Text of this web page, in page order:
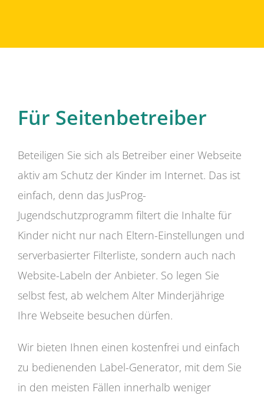
Für Seitenbetreiber
Beteiligen Sie sich als Betreiber einer Webseite
aktiv am Schutz der Kinder im Internet. Das ist
einfach, denn das JusProg-
Jugendschutzprogramm filtert die Inhalte für
Kinder nicht nur nach Eltern-Einstellungen und
serverbasierter Filterliste, sondern auch nach
Website-Labeln der Anbieter. So legen Sie
selbst fest, ab welchem Alter Minderjährige
Ihre Webseite besuchen dürfen.
Wir bieten Ihnen einen kostenfrei und einfach
zu bedienenden Label-Generator, mit dem Sie
in den meisten Fällen innerhalb weniger